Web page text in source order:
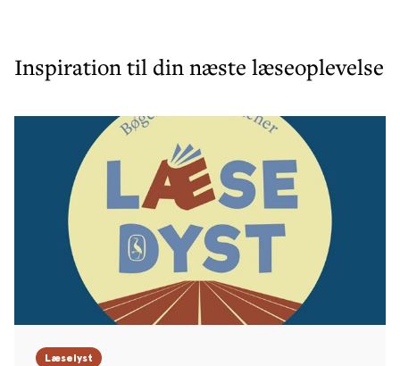
Inspiration til din næste læseoplevelse
Læselyst